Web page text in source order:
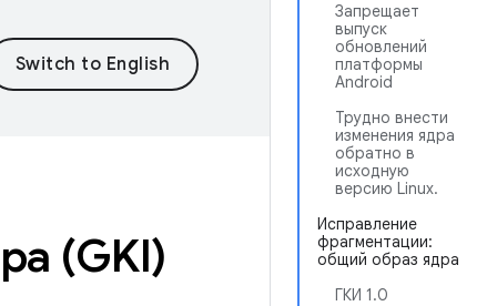
Запрещает
выпуск
обновлений
платформы
Android
Трудно внести
изменения ядра
обратно в
исходную
версию Linux.
Исправление
фрагментации:
общий образ ядра
ГКИ 1.0
(GKI)